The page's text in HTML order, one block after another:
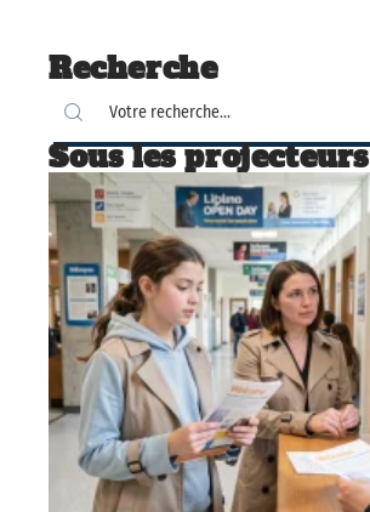
Recherche
Sous les projecteurs